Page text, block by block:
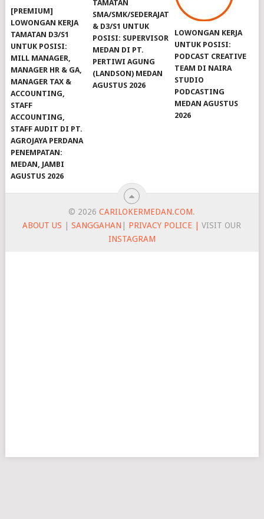
[PREMIUM]
LOWONGAN KERJA
TAMATAN D3/S1
UNTUK POSISI:
MILL MANAGER,
MANAGER HR & GA,
MANAGER TAX &
ACCOUNTING,
STAFF
ACCOUNTING,
STAFF AUDIT DI PT.
AGROJAYA PERDANA
PENEMPATAN:
MEDAN, JAMBI
AGUSTUS 2026
TAMATAN
SMA/SMK/SEDERAJAT
& D3/S1 UNTUK
POSISI: SUPERVISOR
MEDAN DI PT.
PERTIWI AGUNG
(LANDSON) MEDAN
AGUSTUS 2026
LOWONGAN KERJA
UNTUK POSISI:
PODCAST CREATIVE
TEAM DI NAIRA
STUDIO
PODCASTING
MEDAN AGUSTUS
2026
© 2026CARILOKERMEDAN.COM.
ABOUT US |SANGGAHAN PRIVACY POLICE |
VISIT OUR
INSTAGRAM